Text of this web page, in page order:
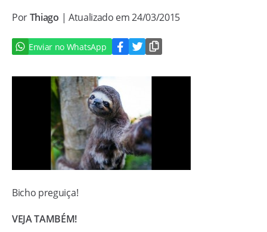
PorThiago | Atualizado em 24/03/2015
Enviar no WhatsApp
Bicho preguiça!
VEJA TAMBÉM!